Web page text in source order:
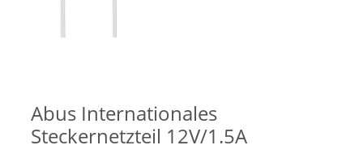
Abus Internationales
Steckernetzteil 12V/1.5A